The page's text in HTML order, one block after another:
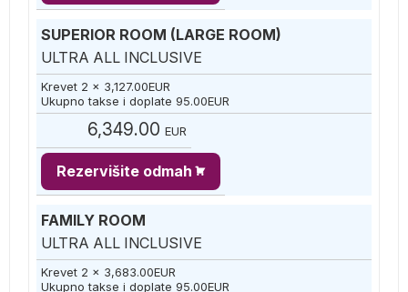
SUPERIOR ROOM (LARGE ROOM)
ULTRA ALL INCLUSIVE
Krevet 2 x 3,127.00EUR
Ukupno takse i doplate 95.00EUR
6,349.00 EUR
Rezervišite odmah
FAMILY ROOM
ULTRA ALL INCLUSIVE
Krevet 2 x 3,683.00EUR
Ukupno takse i doplate 95.00EUR